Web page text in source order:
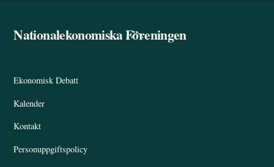
Back
Nationalekonomiska Föreningen
Ekonomisk Debatt
Kalender
Kontakt
Personuppgiftspolicy